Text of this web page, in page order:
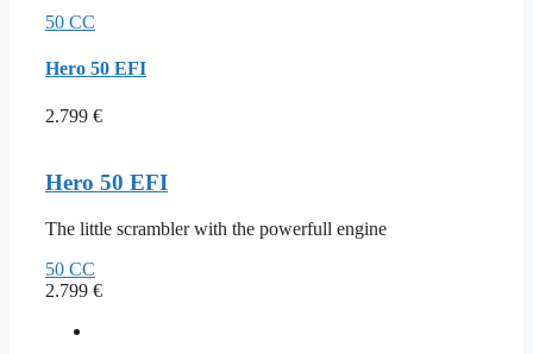
50 CC
Hero 50 EFI
2.799 €
Hero 50 EFI
The little scrambler with the powerfull engine
50 CC
2.799 €